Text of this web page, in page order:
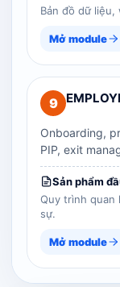
Bản đồ dữ
Mở module
9
Onboarding,
PIP, exit
Sản phẩm
Quy trình quan
sự.
Mở module